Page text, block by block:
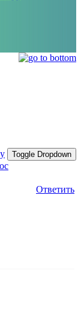
Toggle Dropdown
Ответить